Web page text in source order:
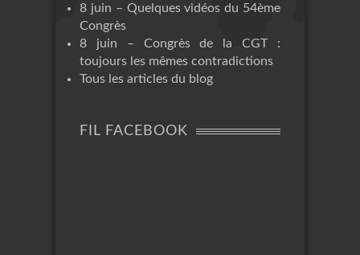
8 juin – Quelques vidéos du 54ème
Congrès
8 juin – Congrès de la CGT :
toujours les mêmes contradictions
Tous les articles du blog
FIL FACEBOOK